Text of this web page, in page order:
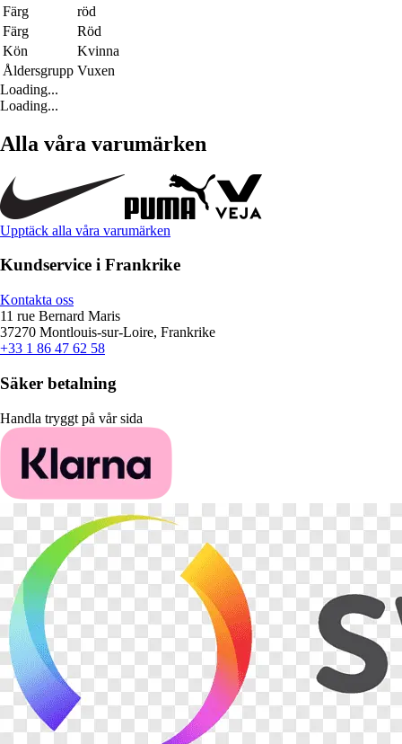
Färg
röd
Färg
Röd
Kön
Kvinna
Åldersgrupp Vuxen
Loading...
Loading...
Alla våra varumärken
Upptäck alla våra varumärken
Kundservice i Frankrike
Kontakta oss
11 rue Bernard Maris
37270 Montlouis-sur-Loire, Frankrike
+33 1 86 47 62 58
Säker betalning
Handla tryggt på vår sida